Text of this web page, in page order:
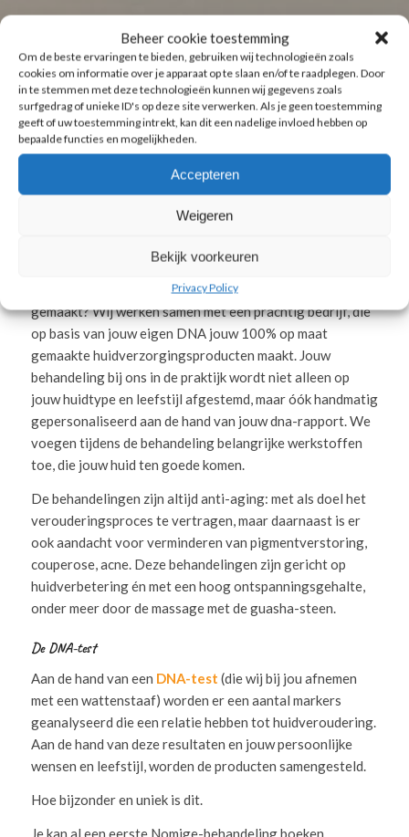
Beheer cookie toestemming
Om de beste ervaringen te bieden, gebruiken wij technologieën zoals
cookies om informatie over je apparaat op te slaan en/of te raadplegen. Door
in te stemmen met deze technologieën kunnen wij gegevens zoals
surfgedrag of unieke ID's op deze site verwerken. Als je geen toestemming
geeft of uw toestemming intrekt, kan dit een nadelige invloed hebben op
bepaalde functies en mogelijkheden.
Accepteren
Weigeren
Bekijk voorkeuren
Privacy Policy
DNA en huid
Wil je écht iets bijzonders? Iets wat niemand in jouw
omgeving heeft …? Iets wat 100% op maat voor jou is
gemaakt? Wij werken samen met een prachtig bedrijf, die
op basis van jouw eigen DNA jouw 100% op maat
gemaakte huidverzorgingsproducten maakt. Jouw
behandeling bij ons in de praktijk wordt niet alleen op
jouw huidtype en leefstijl afgestemd, maar óók handmatig
gepersonaliseerd aan de hand van jouw dna-rapport. We
voegen tijdens de behandeling belangrijke werkstoffen
toe, die jouw huid ten goede komen.
De behandelingen zijn altijd anti-aging: met als doel het
verouderingsproces te vertragen, maar daarnaast is er
ook aandacht voor verminderen van pigmentverstoring,
couperose, acne. Deze behandelingen zijn gericht op
huidverbetering én met een hoog ontspanningsgehalte,
onder meer door de massage met de guasha-steen.
De DNA-test
Aan de hand van een DNA-test (die wij bij jou afnemen
met een wattenstaaf) worden er een aantal markers
geanalyseerd die een relatie hebben tot huidveroudering.
Aan de hand van deze resultaten en jouw persoonlijke
wensen en leefstijl, worden de producten samengesteld.
Hoe bijzonder en uniek is dit.
Je kan al een eerste Nomige-behandeling boeken,